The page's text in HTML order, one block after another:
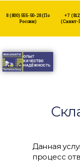
8 (800) 555-50-28(По
России)
+7
(Санкт-
Данная
процесс